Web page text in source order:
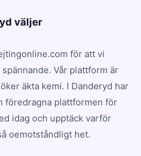
väljer
för att vi
Vår plattform är
äkta kemi. I Danderyd har
föredragna plattformen för
idag och upptäck varför
oemotståndligt het.